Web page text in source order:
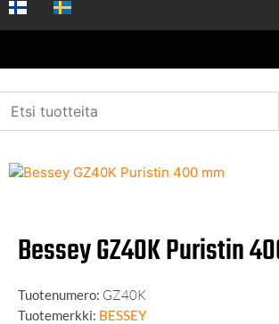
Etusivu Koneet ja työkalut
Bessey GZ40K Puristin
Tuotenumero: GZ40K
Tuotemerkki: BESSEY